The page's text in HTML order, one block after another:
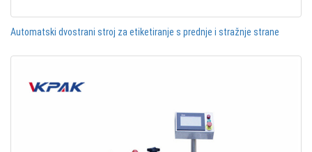
Automatski dvostrani stroj za etiketiranje s prednje i stražnje strane